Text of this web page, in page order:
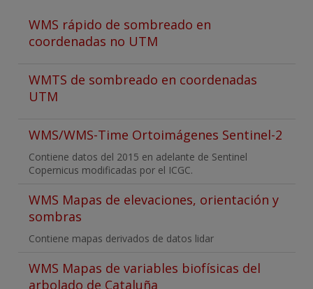
WMS rápido de sombreado en
coordenadas no UTM
WMTS de sombreado en coordenadas
UTM
WMS/WMS-Time Ortoimágenes Sentinel-2
Contiene datos del 2015 en adelante de Sentinel
Copernicus modificadas por el ICGC.
WMS Mapas de elevaciones, orientación y
sombras
Contiene mapas derivados de datos lidar
WMS Mapas de variables biofísicas del
arbolado de Cataluña